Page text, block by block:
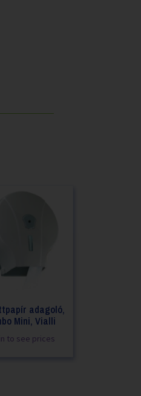
adagoló,
Mini, Vialli
to see prices